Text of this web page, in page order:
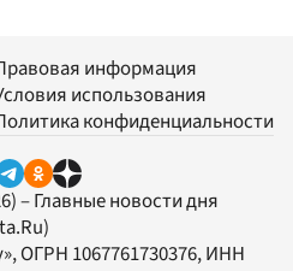
информация
использования
конфиденциальности
– Главные новости дня
, ОГРН 1067761730376, ИНН